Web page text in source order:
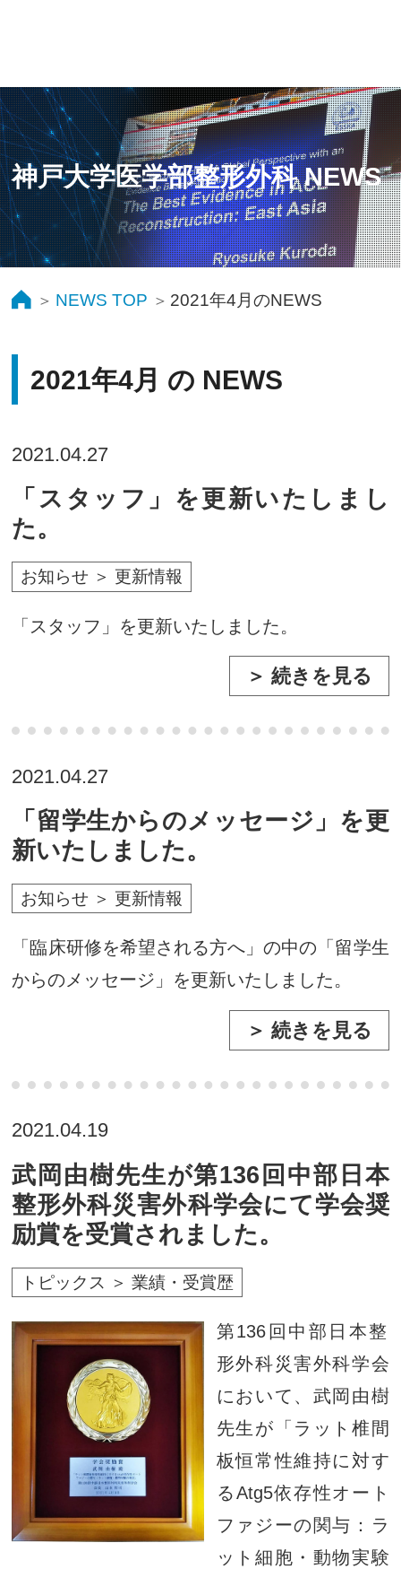
神戸大学医学部整形外科 NEWS
NEWS TOP 2021年4月のNEWS
2021年4月 の NEWS
2021.04.27
「スタッフ」を更新いたしまし
た。
お知らせ ＞ 更新情報
「スタッフ」を更新いたしました。
＞ 続きを見る
2021.04.27
「留学生からのメッセージ」を更
新いたしました。
お知らせ ＞ 更新情報
「臨床研修を希望される方へ」の中の「留学生
からのメッセージ」を更新いたしました。
＞ 続きを見る
2021.04.19
武岡由樹先生が第136回中部日本
整形外科災害外科学会にて学会奨
励賞を受賞されました。
トピックス ＞ 業績・受賞歴
第136回中部日本整
形外科災害外科学会
において、武岡由樹
先生が「ラット椎間
板恒常性維持に対す
るAtg5依存性オート
ファジーの関与：ラ
ット細胞・動物実験